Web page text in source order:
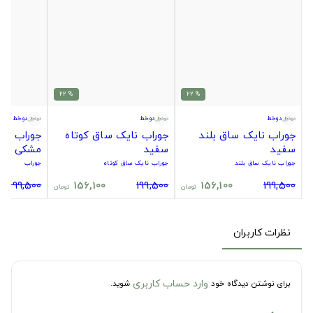
% 22
دوخط
جوراب نایک ساق بلند
سفید
جوراب نایک ساق بلند
199,500
156,100 تومان
% 22
دوخط
جوراب نایک ساق کوتاه
سفید
جوراب نایک ساق کوتاه
199,500
156,100 تومان
دوخط
جوراب
مشکی
جوراب
199,500
نظرات کاربران
برای نوشتن دیدگاه خود وارد حساب کاربری شوید.